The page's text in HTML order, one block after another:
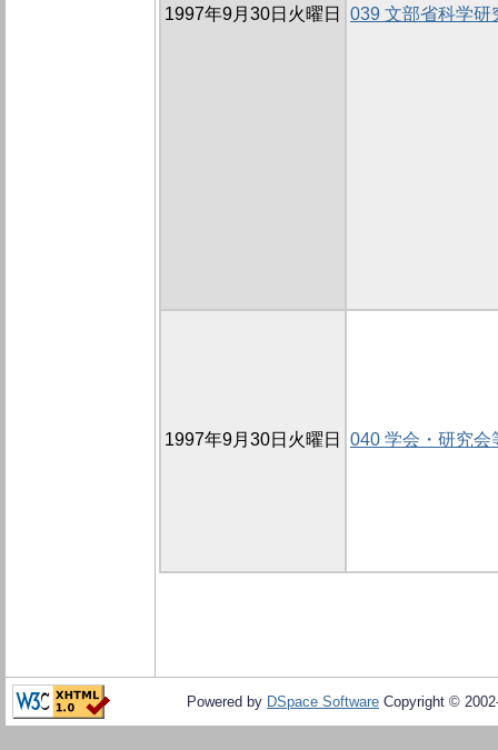
1997年9月30日火曜日 039 文部省科学研
1997年9月30日火曜日 040 学会・研究会
Powered by DSpace Software Copyright ©